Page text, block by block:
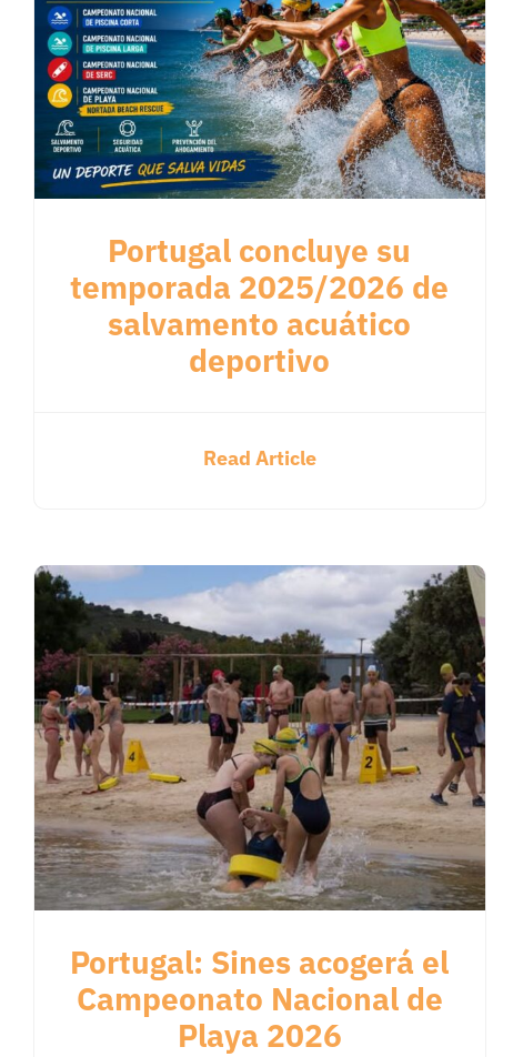
Portugal concluye su
temporada 2025/2026 de
salvamento acuático
deportivo
Read Article
Portugal: Sines acogerá el
Campeonato Nacional de
Playa 2026